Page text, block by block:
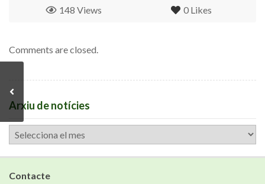
0 Likes
148 Views
Comments are closed.
Arxiu de notícies
Arxiu
de
notícies
Contacte